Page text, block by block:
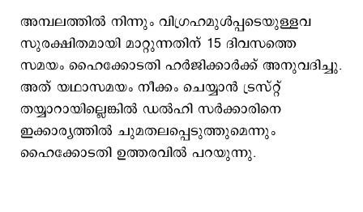
അമ്പലത്തില്‍ നിന്നും വിഗ്രഹമുള്‍പ്പടെയുള്ളവ
സുരക്ഷിതമായി മാറ്റുന്നതിന് 15 ദിവസത്തെ
സമയം ഹൈക്കോടതി ഹര്‍ജിക്കാര്‍ക്ക് അനുവദിച്ചു.
അത് യഥാസമയം നീക്കം ചെയ്യാന്‍ ട്രസ്റ്റ്
തയ്യാറായില്ലെങ്കില്‍ ഡല്‍ഹി സര്‍ക്കാരിനെ
ഇക്കാര്യത്തില്‍ ചുമതലപ്പെടുത്തുമെന്നും
ഹൈക്കോടതി ഉത്തരവില്‍ പറയുന്നു.